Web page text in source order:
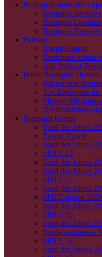
Brettspiele unter der
Brettspiel Reviews
Brettspiel
Brettspiel
Podcast
RheinGespielt
Brettspiele schön
Alle Podcast-
Bunte Brettspiel Themen
Bücher und
Top Brettspiele für
Medien-
Der Kolumnen-
Brettspiel Events
Spiel des Jahres
Beeple Award
Spiel des Jahres
SPIEL 23
Spiel des Jahres
Spiel des Jahres
SPIEL 21
Spiel des Jahres
SPIEL.digital 2020
Spiel des Jahres
SPIEL 19
Spiel des Jahres
Spielwarenmesse
SPIEL 18
Spiel des Jahres